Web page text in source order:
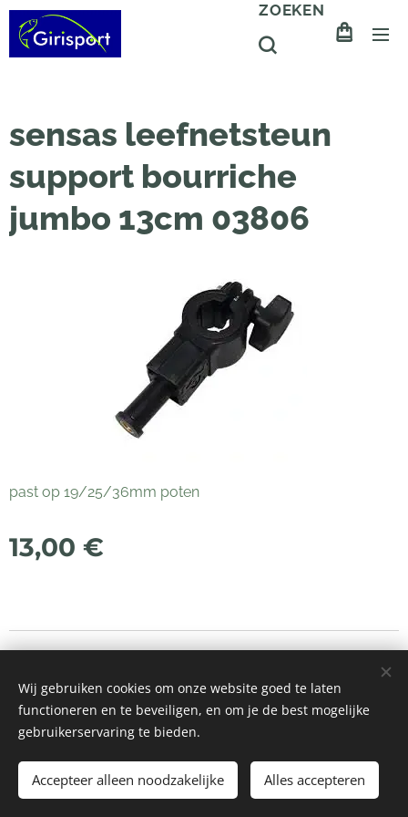
ZOEKEN
sensas leefnetsteun
support bourriche
jumbo 13cm 03806
past op 19/25/36mm poten
13,00 €
Toevoegen aan de winkelwagen
Webnode
Wij gebruiken cookies om onze website goed te laten
functioneren en te beveiligen, en om je de best mogelijke
gebruikerservaring te bieden.
Accepteer alleen noodzakelijke Alles accepteren